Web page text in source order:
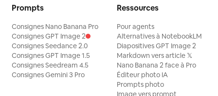
Prompts
Consignes Nano Banana Pro
Consignes GPT Image 2
Consignes Seedance 2.0
Consignes GPT Image 1.5
Consignes Seedream 4.5
Consignes Gemini 3 Pro
Ressources
Pour agents
Alternatives à NotebookLM
Diapositives GPT Image 2
Markdown vers article 𝕏
Nano Banana 2 face à Pro
Éditeur photo IA
Prompts photo
Image vers prompt